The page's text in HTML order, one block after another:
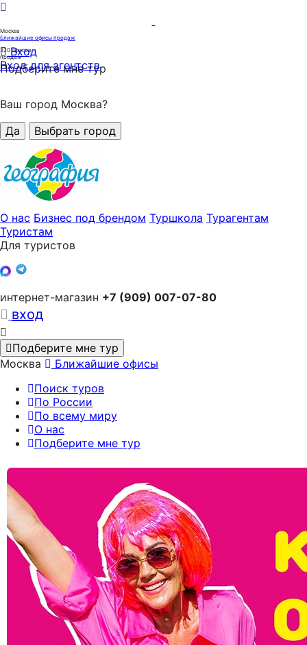
Москва
Ближайшие офисы продаж
320офисов
продаж
Вход
Вход для агентств
Подберите мне тур
Ваш город Москва?
Да
Выбрать город
О нас Бизнес под брендом Туршкола Турагентам
Туристам
Для туристов
интернет-магазин +7 (909) 007-07-80
вход
Подберите мне тур
Москва
Ближайшие офисы
Поиск туров
По России
По всему миру
О нас
Подберите мне тур